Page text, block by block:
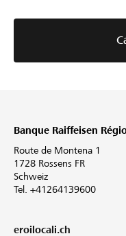
Banque Raiffeisen
Route de Montena 1
1728 Rossens FR
Schweiz
Tel. +41264139600
eroilocali.ch